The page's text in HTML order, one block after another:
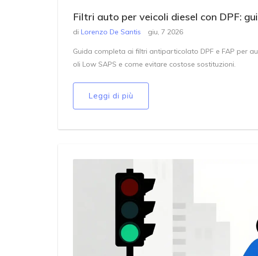
Filtri auto per veicoli diesel con DPF:
di Lorenzo De Santis giu, 7 2026
Guida completa ai filtri antiparticolato DPF e FAP per
oli Low SAPS e come evitare costose sostituzioni.
Leggi di più